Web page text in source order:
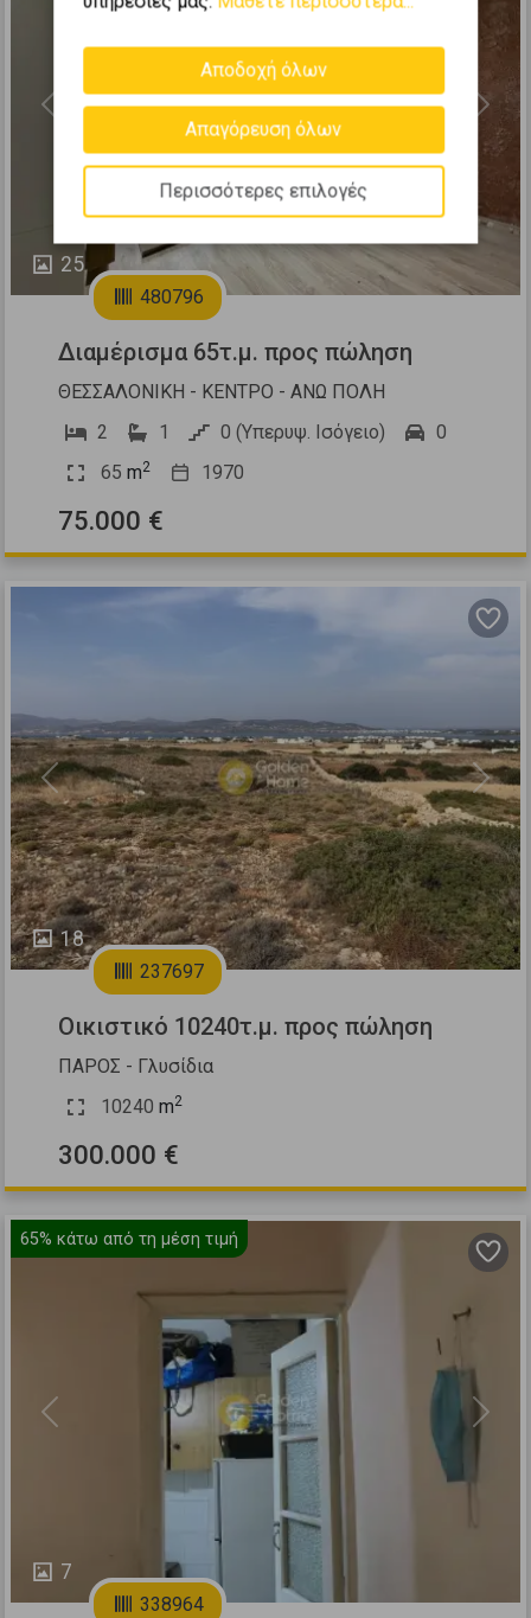
25
Previous Next
480796
Διαμέρισμα 65τ.μ. προς πώληση
ΘΕΣΣΑΛΟΝΙΚΗ - ΚΕΝΤΡΟ - ΑΝΩ ΠΟΛΗ
2
1 0 (Υπερυψ. Ισόγειο)
0
65 m2 1970
75.000 €
18
Previous Next
237697
Οικιστικό 10240τ.μ. προς πώληση
ΠΑΡΟΣ - Γλυσίδια
10240 m2
300.000 €
65% κάτω από τη μέση τιμή
7
Previous Next
338964
Αποδοχή όλων
Απαγόρευση όλων
Περισσότερες επιλογές